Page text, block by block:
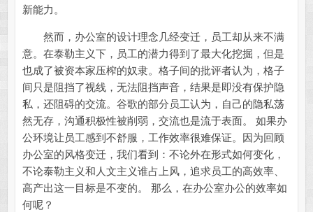
新能力。
然而，办公室的设计理念几经变迁，员工却从来不满
意。在泰勒主义下，员工的潜力得到了最大化挖掘，但是
也成了被资本家压榨的奴隶。格子间的批评者认为，格子
间只是阻挡了视线，无法阻挡声音，结果是即没有保护隐
私，还阻碍的交流。谷歌的部分员工认为，自己的隐私荡
然无存，沟通积极性被削弱，交流也是流于表面。 如果办
公环境让员工感到不舒服，工作效率很难保证。因为回顾
办公室的风格变迁，我们看到：不论外在形式如何变化，
不论泰勒主义和人文主义谁占上风，追求员工的高效率、
高产出这一目标是不变的。 那么，在办公室办公的效率如
何呢？